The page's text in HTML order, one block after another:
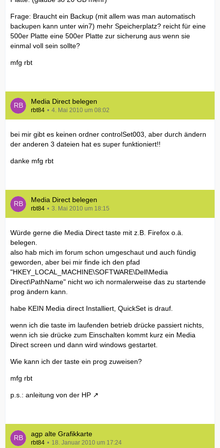
Frage: Braucht ein Backup (mit allem was man automatisch
backupen kann unter win7) mehr Speicherplatz? reicht für eine
500er Platte eine 500er Platte zur sicherung aus wenn sie
einmal voll sein sollte?
mfg rbt
Media Direct belegen
rbt84 4. Mai 2010 um 08:02
bei mir gibt es keinen ordner controlSet003, aber durch ändern
der anderen 3 dateien hat es super funktioniert!!
danke mfg rbt
Media Direct belegen
rbt84 3. Mai 2010 um 18:15
Würde gerne die Media Direct taste mit z.B. Firefox o.ä.
belegen.
also hab mich im forum schon umgeschaut und auch fündig
geworden, aber bei mir finde ich den pfad
"HKEY_LOCAL_MACHINE\SOFTWARE\Dell\Media
Direct\PathName" nicht wo ich normalerweise das zu startende
prog ändern kann.
habe KEIN Media direct Installiert, QuickSet is drauf.
wenn ich die taste im laufenden betrieb drücke passiert nichts,
wenn ich sie drücke zum Einschalten kommt kurz ein Media
Direct screen und dann wird windows gestartet.
Wie kann ich der taste ein prog zuweisen?
mfg rbt
p.s.: anleitung von der HP
agp alte Grafikkarte
rbt84 18. Januar 2010 um 17:24